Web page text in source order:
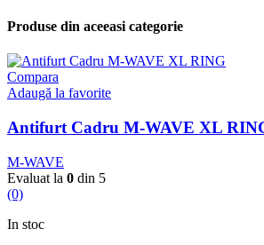
Produse din aceeasi categorie
Compara
Adaugă la favorite
Antifurt Cadru M-WAVE XL
M-WAVE
Evaluat la 0 din 5
(0)
In stoc